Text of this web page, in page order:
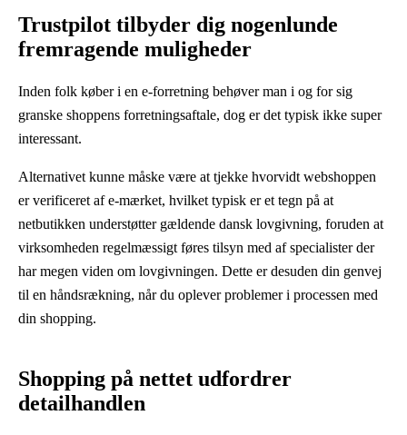
Trustpilot tilbyder dig nogenlunde
fremragende muligheder
Inden folk køber i en e-forretning behøver man i og for sig
granske shoppens forretningsaftale, dog er det typisk ikke super
interessant.
Alternativet kunne måske være at tjekke hvorvidt webshoppen
er verificeret af e-mærket, hvilket typisk er et tegn på at
netbutikken understøtter gældende dansk lovgivning, foruden at
virksomheden regelmæssigt føres tilsyn med af specialister der
har megen viden om lovgivningen. Dette er desuden din genvej
til en håndsrækning, når du oplever problemer i processen med
din shopping.
Shopping på nettet udfordrer
detailhandlen